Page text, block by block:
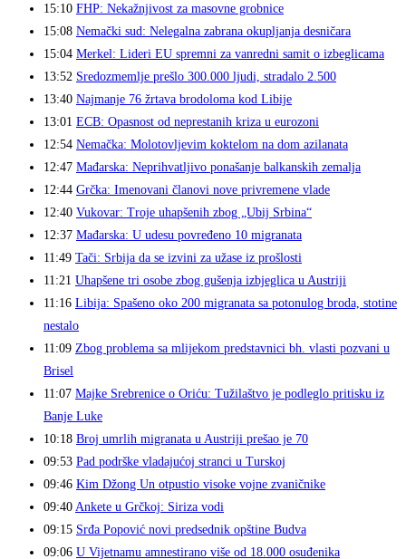
15:10 FHP: Nekažnjivost za masovne grobnice
15:08 Nemački sud: Nelegalna zabrana okupljanja desničara
15:04 Merkel: Lideri EU spremni za vanredni samit o izbeglicama
13:52 Sredozmemlje prešlo 300.000 ljudi, stradalo 2.500
13:40 Najmanje 76 žrtava brodoloma kod Libije
13:01 ECB: Opasnost od neprestanih kriza u eurozoni
12:54 Nemačka: Molotovljevim koktelom na dom azilanata
12:47 Mađarska: Neprihvatljivo ponašanje balkanskih zemalja
12:44 Grčka: Imenovani članovi nove privremene vlade
12:40 Vukovar: Troje uhapšenih zbog „Ubij Srbina“
12:37 Mađarska: U udesu povređeno 10 migranata
11:49 Tači: Srbija da se izvini za užase iz prošlosti
11:21 Uhapšene tri osobe zbog gušenja izbjeglica u Austriji
11:16 Libija: Spašeno oko 200 migranata sa potonulog broda, stotine
nestalo
11:09 Zbog problema sa mlijekom predstavnici bh. vlasti pozvani u
Brisel
11:07 Majke Srebrenice o Oriću: Tužilaštvo je podleglo pritisku iz
Banje Luke
10:18 Broj umrlih migranata u Austriji prešao je 70
09:53 Pad podrške vladajućoj stranci u Turskoj
09:46 Kim Džong Un otpustio visoke vojne zvaničnike
09:40 Ankete u Grčkoj: Siriza vodi
09:15 Srđa Popović novi predsednik opštine Budva
09:06 U Vijetnamu amnestirano više od 18.000 osuđenika